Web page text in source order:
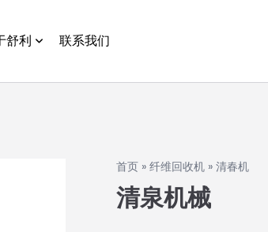
舒利 联系我们
首页 » 纤维回收机 » 清春机
清泉机械